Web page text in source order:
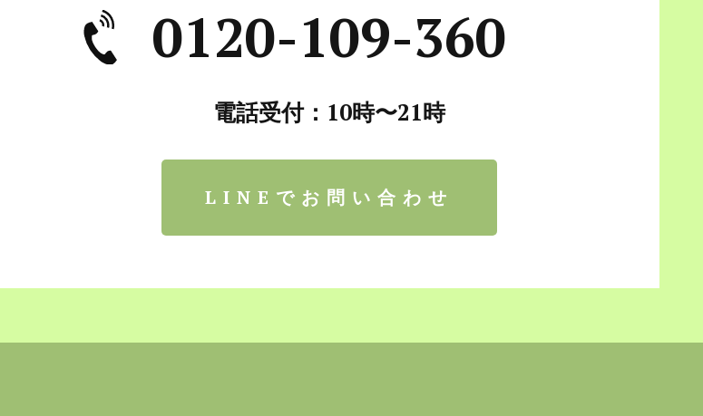
0120-109-360
電話受付：10時〜21時
LINEでお問い合わせ